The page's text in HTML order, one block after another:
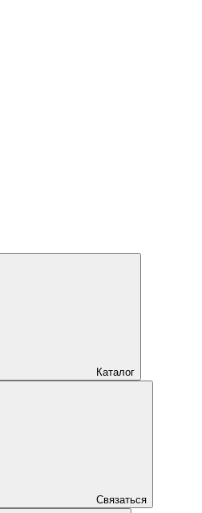
Каталог
Связаться